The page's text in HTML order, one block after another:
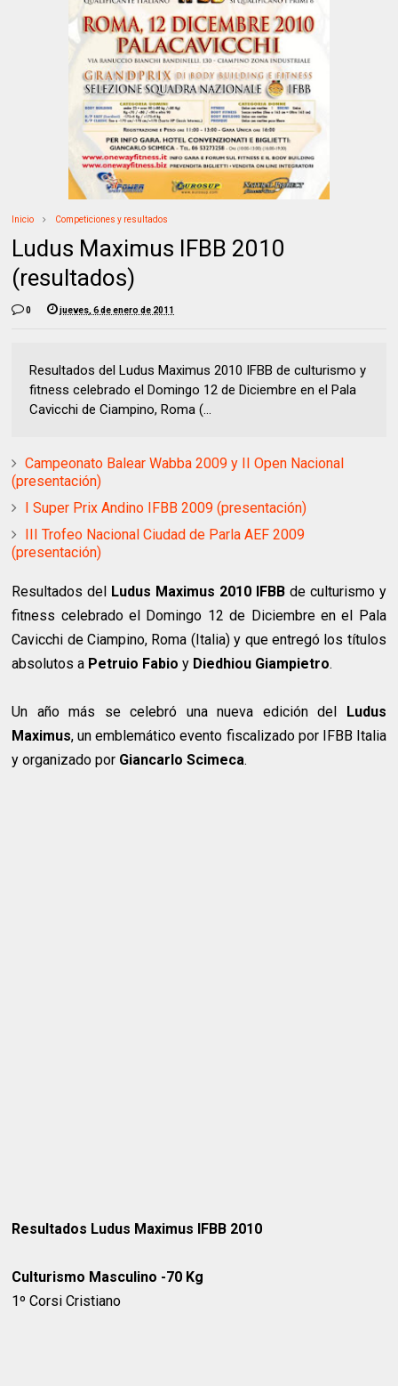
Inicio Competiciones y resultados
Ludus Maximus IFBB 2010
(resultados)
0 jueves, 6 de enero de 2011
Resultados del Ludus Maximus 2010 IFBB de culturismo y
fitness celebrado el Domingo 12 de Diciembre en el Pala
Cavicchi de Ciampino, Roma (...
Campeonato Balear Wabba 2009 y II Open Nacional
(presentación)
I Super Prix Andino IFBB 2009 (presentación)
III Trofeo Nacional Ciudad de Parla AEF 2009
(presentación)
Resultados del Ludus Maximus 2010 IFBBde culturismo y
fitness celebrado el Domingo 12 de Diciembre en el Pala
Cavicchi de Ciampino, Roma (Italia) y que entregó los títulos
absolutos a Petruio Fabio y Diedhiou Giampietro.
Un año más se celebró una nueva edición del Ludus
Maximus, un emblemático evento fiscalizado por IFBB Italia
y organizado por Giancarlo Scimeca.
Resultados Ludus Maximus IFBB 2010
Culturismo Masculino -70 Kg
1º Corsi Cristiano